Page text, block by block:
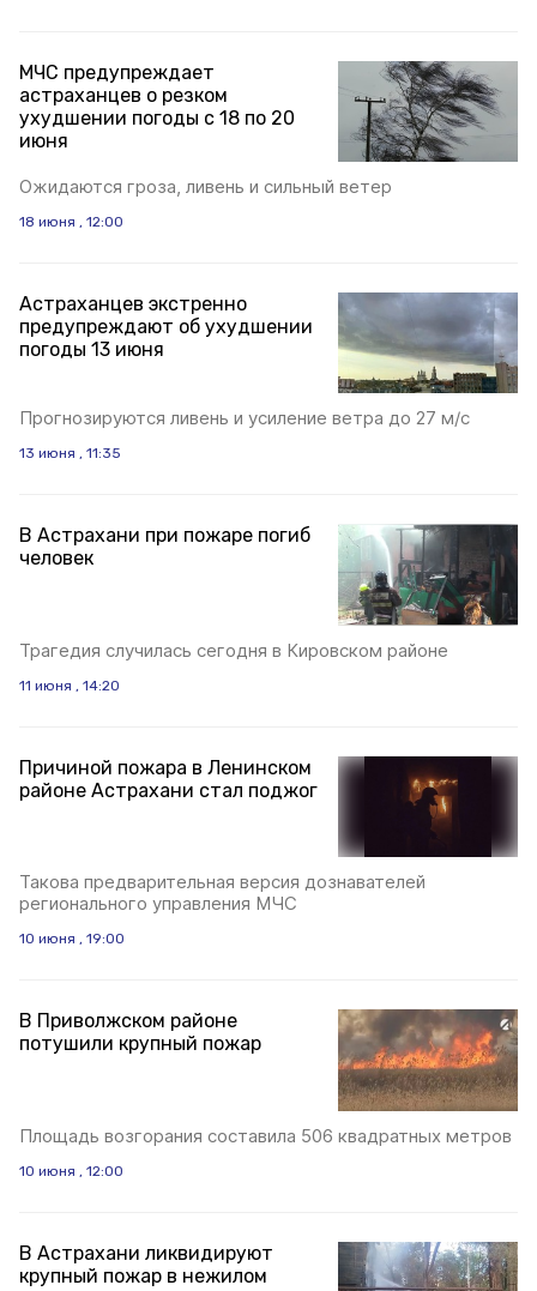
МЧС предупреждает
астраханцев о резком
ухудшении погоды с 18 по 20
июня
Ожидаются гроза, ливень и сильный ветер
18 июня , 12:00
Астраханцев экстренно
предупреждают об ухудшении
погоды 13 июня
Прогнозируются ливень и усиление ветра до 27 м/с
13 июня , 11:35
В Астрахани при пожаре погиб
человек
Трагедия случилась сегодня в Кировском районе
11 июня , 14:20
Причиной пожара в Ленинском
районе Астрахани стал поджог
Такова предварительная версия дознавателей
регионального управления МЧС
10 июня , 19:00
В Приволжском районе
потушили крупный пожар
Площадь возгорания составила 506 квадратных метров
10 июня , 12:00
В Астрахани ликвидируют
крупный пожар в нежилом